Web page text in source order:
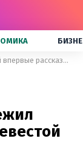
Козловский впервые рассказал, как он пережил разрыв отношений с невестой Раминой